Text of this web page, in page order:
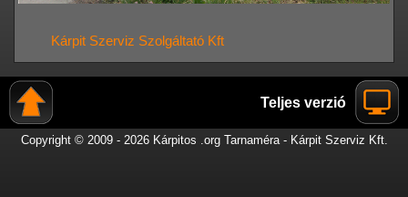
Kárpit Szerviz Szolgáltató Kft
Teljes verzió
Copyright © 2009 - 2026 Kárpitos .org Tarnaméra - Kárpit Szerviz Kft.